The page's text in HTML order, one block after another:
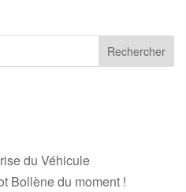
du Véhicule
Bollène du moment !